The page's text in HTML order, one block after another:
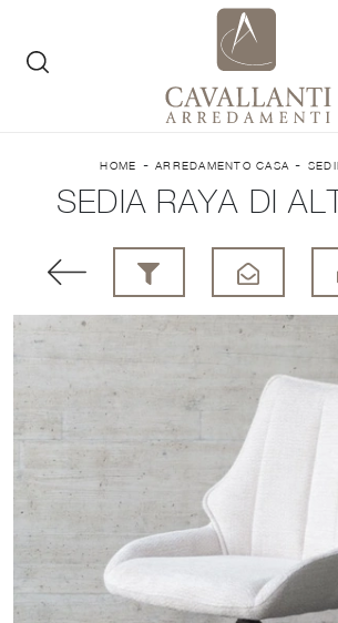
HOME - ARREDAMENTO CASA -
SEDIA RAYA DI